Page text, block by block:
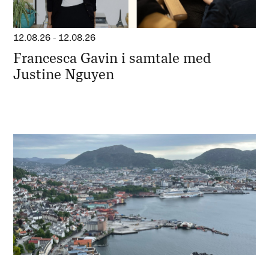
12.08.26 - 12.08.26
Francesca Gavin i samtale med
Justine Nguyen